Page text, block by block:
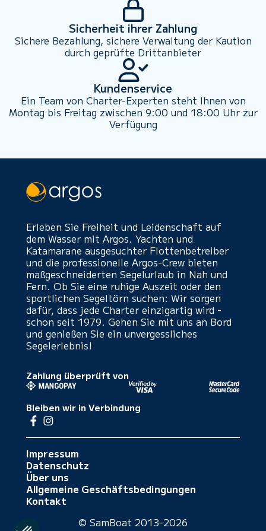
Sicherheit ihrer Zahlung
Sichere Bezahlung, sichere Verwaltung der Kaution
durch geprüfte Drittanbieter
Kundenservice
Ein Team von Charter-Experten steht Ihnen von
Montag bis Freitag zwischen 9:00 und 18:00 Uhr zur
Verfügung
Erleben Sie Freiheit und Leidenschaft auf
dem Wasser mit Argos. Yachten und
Katamarane ausgesuchter Flottenbetreiber
und die professionelle Argos-Crew bieten
maßgeschneiderten Segelurlaub in Nah und
Fern. Ob Sie eine ruhige Auszeit oder den
sportlichen Segeltörn suchen: Wir sorgen
dafür, dass jede Charter einzigartig wird -
schon seit 1979. Gehen Sie mit uns an Bord
und genießen Sie ein unvergessliches
Segelerlebnis!
Zahlung überprüft von
Bleiben wir in Verbindung
Impressum
Datenschutz
Über uns
Allgemeine Geschäftsbedingungen
Kontakt
© SamBoat 2013-2026